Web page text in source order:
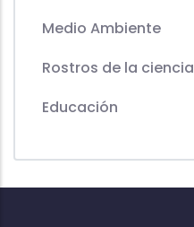
Medio Ambiente
Rostros de la ciencia
Educación